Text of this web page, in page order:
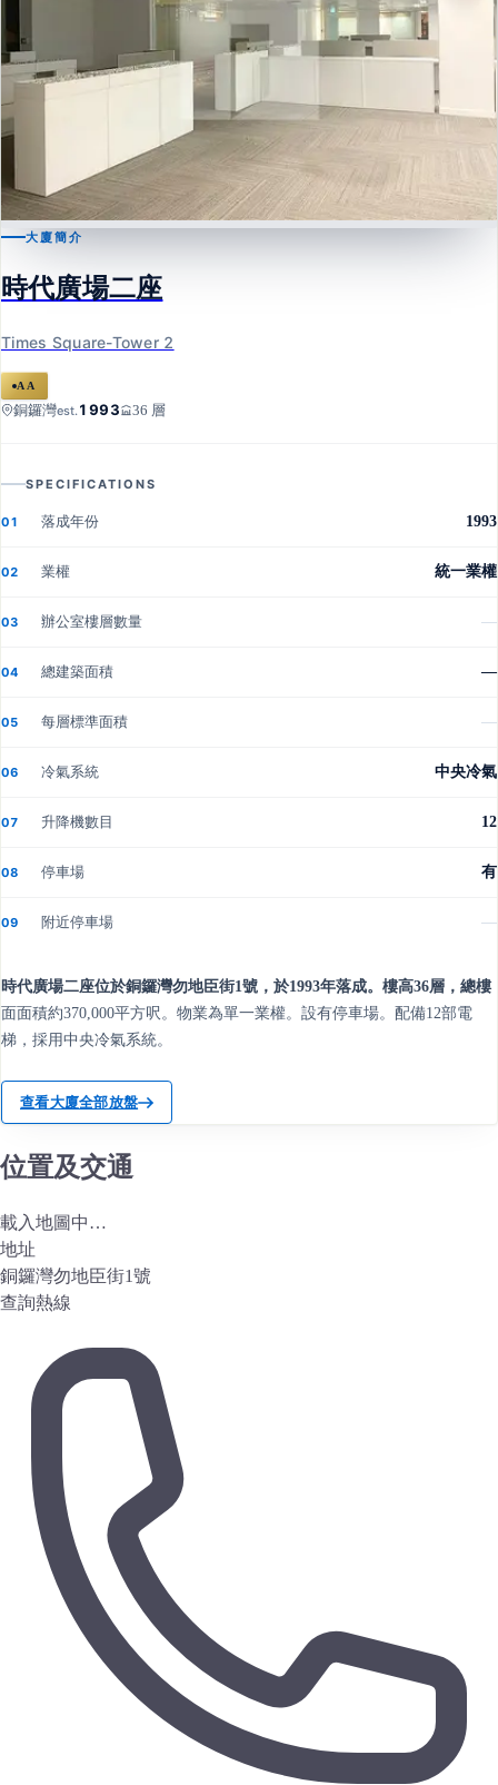
時代廣場二座
Times Square-Tower 2
大廈簡介
時代廣場二座
Times Square-Tower 2
AA
銅鑼灣est.1993 36 層
SPECIFICATIONS
01 落成年份 1993
02 業權 統一業權
03 辦公室樓層數量 —
04 總建築面積 —
05 每層標準面積 —
06 冷氣系統 中央冷氣
07 升降機數目 12
08 停車場 有
09 附近停車場 —
時代廣場二座位於銅鑼灣勿地臣街1號，於1993年落成。樓高36層，總樓
面面積約370,000平方呎。物業為單一業權。設有停車場。配備12部電
梯，採用中央冷氣系統。
查看大廈全部放盤
位置及交通
載入地圖中…
地址
銅鑼灣勿地臣街1號
查詢熱線